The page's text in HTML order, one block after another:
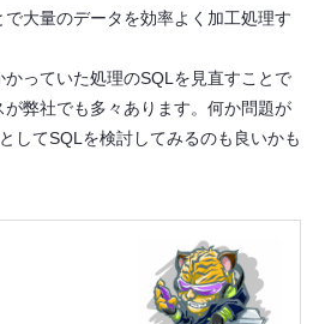
大量のデータを効率よく加工処理す
っていた処理のSQLを見直すことで
弊社でも多々あります。何か問題が
してSQLを検討してみるのも良いかも